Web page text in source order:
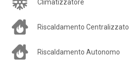
Climatizzatore
Riscaldamento Centralizzato
Riscaldamento Autonomo